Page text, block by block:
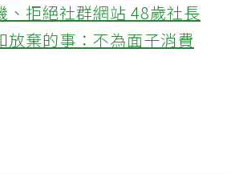
、拒絕社群網站 48歲社長
放棄的事：不為面子消費